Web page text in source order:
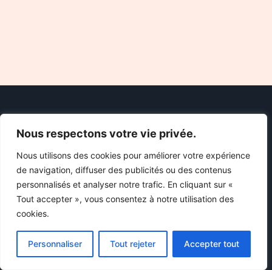
Nous respectons votre vie privée.
Nous utilisons des cookies pour améliorer votre expérience
de navigation, diffuser des publicités ou des contenus
personnalisés et analyser notre trafic. En cliquant sur «
Tout accepter », vous consentez à notre utilisation des
cookies.
Personnaliser Tout rejeter Accepter tout
Chez Starsendetail, tout le contenu et les images sont utilisés à
des fins éducatives uniquement. Nous ne vendons ni ne
le droit d'auteur ou si vous avez des inquiétudes, veuillez nous
contacter et nous prendrons immédiatement des mesures